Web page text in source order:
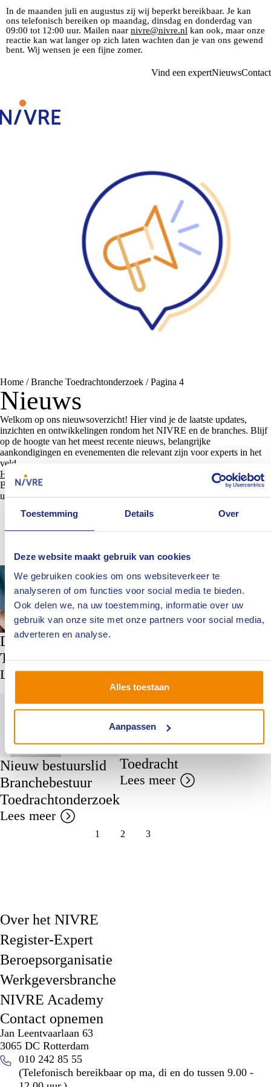
Toestemming Details Over
Deze website maakt gebruik van cookies
We gebruiken cookies om ons websiteverkeer te
analyseren of om functies voor social media te bieden.
Ook delen we, na uw toestemming, informatie over uw
gebruik van onze site met onze partners voor social media,
adverteren en analyse.
Alles toestaan
Aanpassen
In de maanden juli en augustus zij wij beperkt bereikbaar. Je kan
ons telefonisch bereiken op maandag, dinsdag en donderdag van
09:00 tot 12:00 uur. Mailen naar nivre@nivre.nl kan ook, maar onze
reactie kan wat langer op zich laten wachten dan je van ons gewend
bent. Wij wensen je een fijne zomer.
Vind een expertNieuwsContact
Home /Branche Toedrachtonderzoek /Pagina 4
Nieuws
Welkom op ons nieuwsoverzicht! Hier vind je de laatste updates,
inzichten en ontwikkelingen rondom het NIVRE en de branches. Blijf
op de hoogte van het meest recente nieuws, belangrijke
aankondigingen en evenementen die relevant zijn voor experts in het
veld.
Hier
lees je de laatste nieuwsbrief van juli.
Blader ook door
voor
uitgebreide updates en verdiepende informatie.
Filteren op:
Branche
Toedrachtonderzoek
Derde kwartaalstart
Toedrachtonderzoek
Lees meer
Branche
Toedrachtonderzoek
Bijeenkomst
Datarecovery
Lees meer
Branche
Toedrachtonderzoek
Branche
Nieuw bestuurslid
Branchebestuur
Toedrachtonderzoek
Lees meer
Branche
Kwartaalstart
Toedracht
Lees meer
1 2 3
Over het NIVRE
Register-Expert
Beroepsorganisatie
Werkgeversbranche
NIVRE Academy
Contact opnemen
Jan Leentvaarlaan 63
3065 DC Rotterdam
010 242 85 55
(Telefonisch bereikbaar op ma, di en do tussen 9.00 -